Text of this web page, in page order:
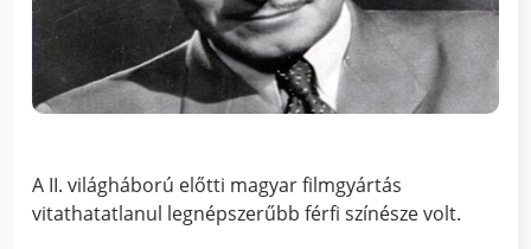
A II. világháború előtti magyar filmgyártás
vitathatatlanul legnépszerűbb férfi színésze volt.